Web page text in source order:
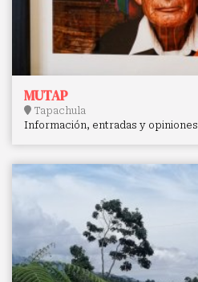
MUTAP
Tapachula
Información, entradas y opiniones